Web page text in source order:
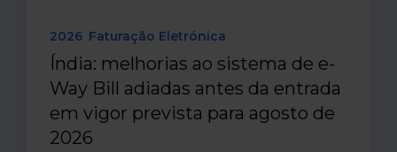
2026 Faturação Eletrónica
Índia: melhorias ao sistema de e-
Way Bill adiadas antes da entrada
em vigor prevista para agosto de
2026